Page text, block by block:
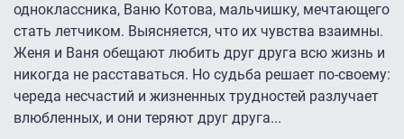
одноклассника, Ваню Котова, мальчишку, мечтающего
стать летчиком. Выясняется, что их чувства взаимны.
Женя и Ваня обещают любить друг друга всю жизнь и
никогда не расставаться. Но судьба решает по-своему:
череда несчастий и жизненных трудностей разлучает
влюбленных, и они теряют друг друга...